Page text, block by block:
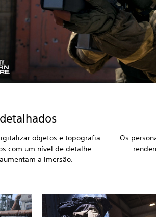
objetos e topografia
com um nível de detalhe
a imersão.
Os